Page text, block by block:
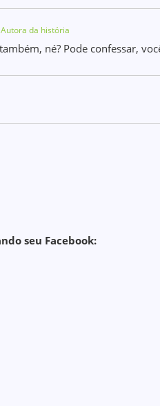
Autora da história
né? Pode confessar,
seu Facebook: